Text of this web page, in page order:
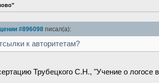
#896098 писал(а):
к авторитетам?
Трубецкого С.Н., "Учение о